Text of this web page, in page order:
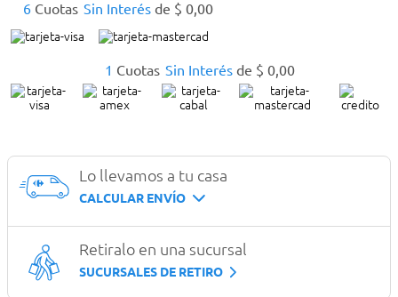
1 Cuotas Sin Interés de $ 0,00
6 Cuotas Sin Interésde $ 0,00
Lo llevamos a tu casa
CALCULAR ENVÍO
Retiralo en una sucursal
SUCURSALES DE RETIRO